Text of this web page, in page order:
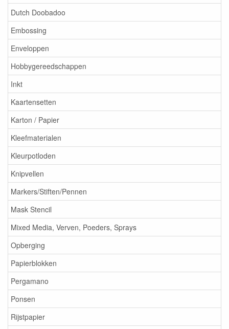
Dutch Doobadoo
Embossing
Enveloppen
Hobbygereedschappen
Inkt
Kaartensetten
Karton / Papier
Kleefmaterialen
Kleurpotloden
Knipvellen
Markers/Stiften/Pennen
Mask Stencil
Mixed Media, Verven, Poeders, Sprays
Opberging
Papierblokken
Pergamano
Ponsen
Rijstpapier